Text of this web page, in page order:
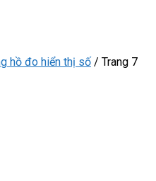
hồ đo hiển thị số / Trang 7